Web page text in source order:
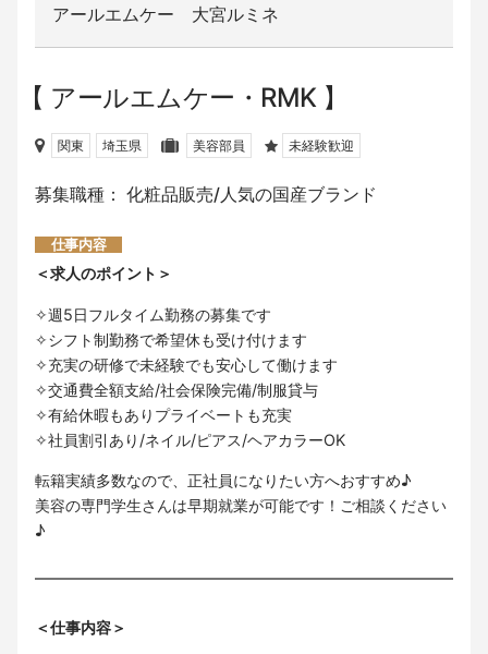
アールエムケー 大宮ルミネ
アールエムケー・RMK
関東 埼玉県 美容部員 未経験歓迎
募集職種： 化粧品販売/人気の国産ブランド
仕事内容
＜求人のポイント＞
✧週5日フルタイム勤務の募集です
✧シフト制勤務で希望休も受け付けます
✧充実の研修で未経験でも安心して働けます
✧交通費全額支給/社会保険完備/制服貸与
✧有給休暇もありプライベートも充実
✧社員割引あり/ネイル/ピアス/ヘアカラーOK
転籍実績多数なので、正社員になりたい方へおすすめ♪
美容の専門学生さんは早期就業が可能です！ご相談ください
♪
＜仕事内容＞